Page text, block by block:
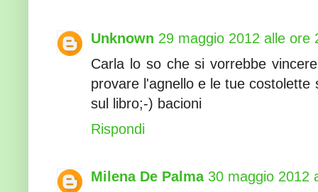
Unknown 29 maggio 2012 alle ore
Carla lo so che si vorrebbe
provare l'agnello e le tue
sul libro;-) bacioni
Rispondi
Milena De Palma 30 maggio 2012